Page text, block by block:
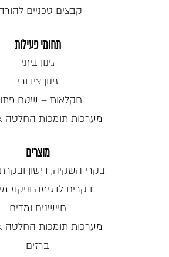
קבצים טכניים
תחומי פעילות
גינון ביתי
גינון ציבורי
חקלאות – שטח
מערכות תומכות החלטה Sentek
מוצרים
בקרי השקיה, דישון
בקרים לדגימה וניקוז
חיישנים ומדים
מערכות תומכות החלטה Sentek
ברזים